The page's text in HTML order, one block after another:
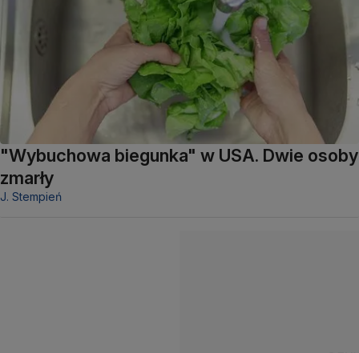
"Wybuchowa biegunka" w USA. Dwie osoby
zmarły
J. Stempień